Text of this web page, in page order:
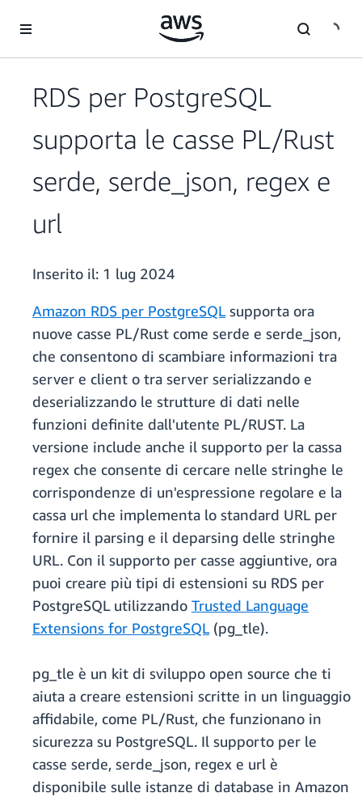
RDS per PostgreSQL
supporta le casse PL/Rust
serde, serde_json, regex e
url
Inserito il: 1 lug 2024
Amazon RDS per PostgreSQLsupporta ora
nuove casse PL/Rust come serde e serde_json,
che consentono di scambiare informazioni tra
server e client o tra server serializzando e
deserializzando le strutture di dati nelle
funzioni definite dall'utente PL/RUST. La
versione include anche il supporto per la cassa
regex che consente di cercare nelle stringhe le
corrispondenze di un'espressione regolare e la
cassa url che implementa lo standard URL per
fornire il parsing e il deparsing delle stringhe
URL. Con il supporto per casse aggiuntive, ora
puoi creare più tipi di estensioni su RDS per
PostgreSQL utilizzando Trusted Language
Extensions for PostgreSQL(pg_tle).
pg_tle è un kit di sviluppo open source che ti
aiuta a creare estensioni scritte in un linguaggio
affidabile, come PL/Rust, che funzionano in
sicurezza su PostgreSQL. Il supporto per le
casse serde, serde_json, regex e url è
disponibile sulle istanze di database in Amazon